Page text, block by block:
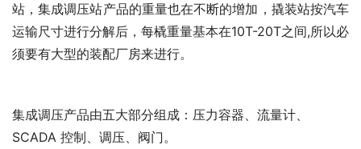
站，集成调压站产品的重量也在不断的增加，撬装站按汽车
运输尺寸进行分解后，每橇重量基本在10T-20T之间,所以必
须要有大型的装配厂房来进行。
集成调压产品由五大部分组成：压力容器、流量计、
SCADA 控制、调压、阀门。